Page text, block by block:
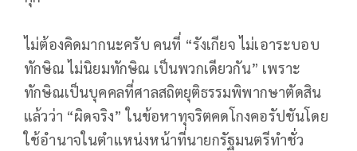
ไม่ต้องคิดมากนะครับ คนที่ “รังเกียจ ไม่เอาระบอบ
ทักษิณ ไม่นิยมทักษิณ เป็นพวกเดียวกัน” เพราะ
ทักษิณเป็นบุคคลที่ศาลสถิตยุติธรรมพิพากษาตัดสิน
แล้วว่า “ผิดจริง” ในข้อหาทุจริตคดโกงคอรัปชันโดย
ใช้อำนาจในตำแหน่งหน้าที่นายกรัฐมนตรีทำชั่ว